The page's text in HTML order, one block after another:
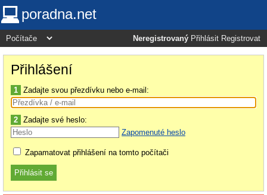
poradna.net
Neregistrovaný Přihlásit Registrovat
Přihlášení
1 Zadajte svou přezdívku nebo e-mail:
2 Zadajte své heslo:
Zapomenuté heslo
Zapamatovat přihlášení na tomto počítači